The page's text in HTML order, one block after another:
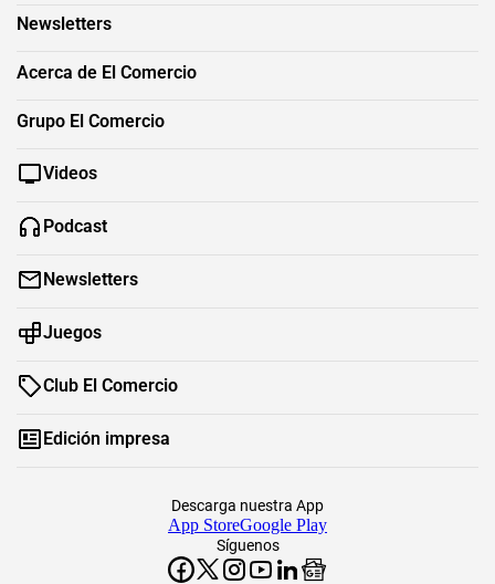
Newsletters
Acerca de El Comercio
Grupo El Comercio
Videos
Podcast
Newsletters
Juegos
Club El Comercio
Edición impresa
Síguenos
Descarga nuestra App
App StoreGoogle Play